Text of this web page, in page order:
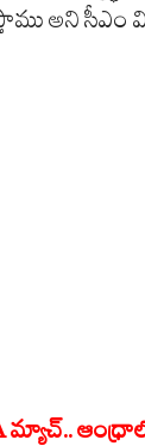
అని సీఎం
మ్యాచ్..